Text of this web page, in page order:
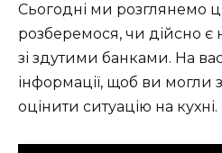
Сьогодні ми розглянемо
розберемося, чи дійсно є
зі здутими банками. На вас
інформації, щоб ви могли
оцінити ситуацію на кухні.